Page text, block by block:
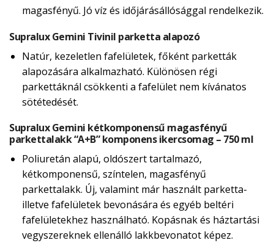
magasfényű. Jó víz és időjárásállósággal rendelkezik.
Supralux Gemini Tivinil parketta alapozó
Natúr, kezeletlen fafelületek, főként parketták
alapozására alkalmazható. Különösen régi
parkettáknál csökkenti a fafelület nem kívánatos
sötétedését.
Supralux Gemini kétkomponensű magasfényű
parkettalakk “A+B” komponens ikercsomag – 750 ml
Poliuretán alapú, oldószert tartalmazó,
kétkomponensű, színtelen, magasfényű
parkettalakk. Új, valamint már használt parketta-
illetve fafelületek bevonására és egyéb beltéri
fafelületekhez használható. Kopásnak és háztartási
vegyszereknek ellenálló lakkbevonatot képez.